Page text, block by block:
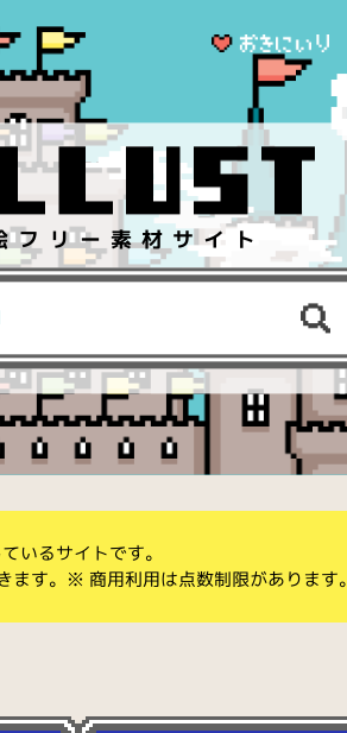
フリー素材サイト
いるサイトです。
す。※ 商用利用は点数制限があります。